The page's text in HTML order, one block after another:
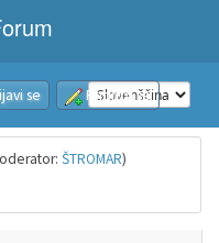
se Pridruži se
ŠTROMAR)